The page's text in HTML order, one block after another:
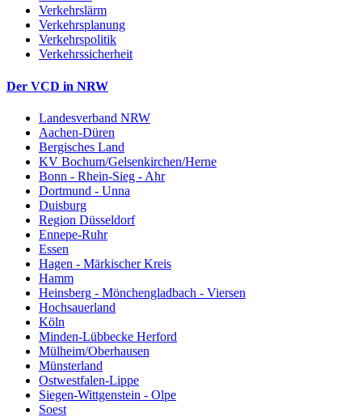
Verkehrslärm
Verkehrsplanung
Verkehrspolitik
Verkehrssicherheit
Der VCD in NRW
Landesverband NRW
Aachen-Düren
Bergisches Land
KV Bochum/Gelsenkirchen/Herne
Bonn - Rhein-Sieg - Ahr
Dortmund - Unna
Duisburg
Region Düsseldorf
Ennepe-Ruhr
Essen
Hagen - Märkischer Kreis
Hamm
Heinsberg - Mönchengladbach - Viersen
Hochsauerland
Köln
Minden-Lübbecke Herford
Mülheim/Oberhausen
Münsterland
Ostwestfalen-Lippe
Siegen-Wittgenstein - Olpe
Soest